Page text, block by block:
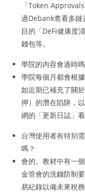
「Token
過Debank查看多鏈
目的「DeFi健康度
錢包等。
學院的內容會過時
學院每個月都會根
如近期已補充了關
押）的潛在陷阱，
網的「更新日誌」
台灣使用者有特別
嗎？
會的。教材中有一
金管會的洗錢防制
易紀錄以備未來稅